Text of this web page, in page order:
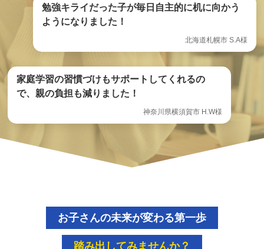
勉強キライだった子が毎日自主的に机に向かう
ようになりました！
北海道札幌市 S.A様
家庭学習の習慣づけもサポートしてくれるの
で、親の負担も減りました！
神奈川県横須賀市 H.W様
お子さんの未来が変わる第一歩
踏み出してみませんか？